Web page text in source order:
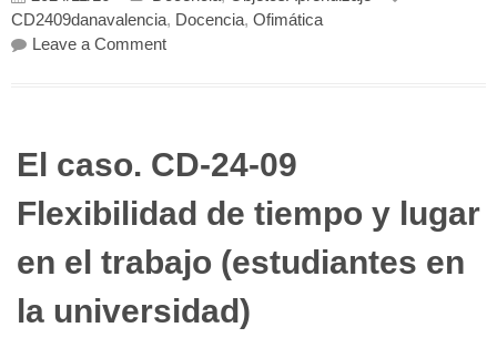
CD2409danavalencia, Docencia, Ofimática
Leave a Commenton Recomendaciones prácticas para
El caso. CD-24-09
Flexibilidad de tiempo y lugar
en el trabajo (estudiantes en
la universidad)